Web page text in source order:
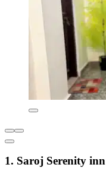
1. Saroj Serenity inn